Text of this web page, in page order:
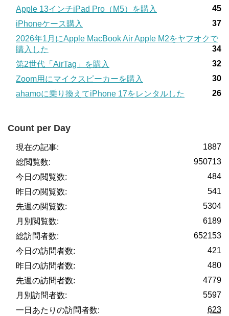
Apple 13インチiPad Pro（M5）を購入
45
iPhoneケース購入
37
2026年1月にApple MacBook Air Apple M2をヤフオクで
購入した
34
第2世代「AirTag」を購入
32
Zoom用にマイクスピーカーを購入
30
ahamoに乗り換えてiPhone 17をレンタルした
26
Count per Day
1887
現在の記事:
950713
総閲覧数:
484
今日の閲覧数:
541
昨日の閲覧数:
5304
先週の閲覧数:
6189
月別閲覧数:
652153
総訪問者数:
421
今日の訪問者数:
480
昨日の訪問者数:
4779
先週の訪問者数:
5597
月別訪問者数:
623
一日あたりの訪問者数: